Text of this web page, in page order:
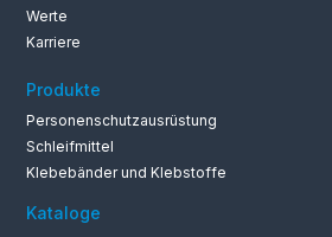
Werte
Karriere
Produkte
Personenschutzausrüstung
Schleifmittel
Klebebänder und Klebstoffe
Kataloge